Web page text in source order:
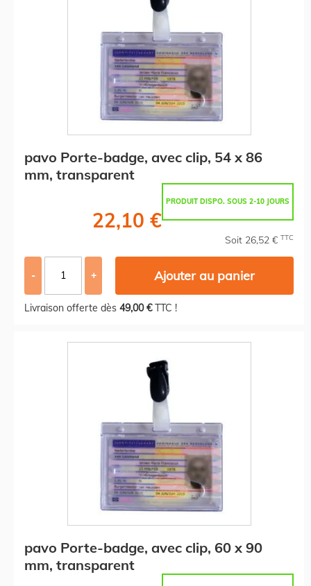
pavo Porte-badge, avec clip, 54 x 86
mm, transparent
PRODUIT DISPO. SOUS 2-10 JOURS
22,10 €
Soit 26,52 € TTC
- + Ajouter au panier
Livraison offerte dès 49,00 €TTC !
pavo Porte-badge, avec clip, 60 x 90
mm, transparent